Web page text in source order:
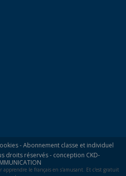
-Abonnement classe et individuel
droits réservés - conception CKD-
le français en s'amusant. Et c'est gratuit